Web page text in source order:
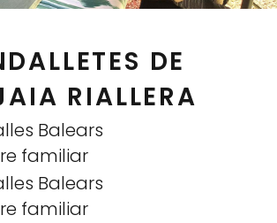
DE
RIALLERA
Balears
familiar
Balears
familiar